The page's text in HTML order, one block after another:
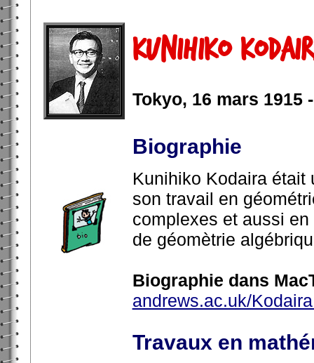
Kunihiko
Tokyo, 16 mars 1915
Biographie
Kunihiko Kodaira était
son travail en
complexes et aussi
de géomètrie
Biographie dans
andrews.ac.uk/
Travaux en